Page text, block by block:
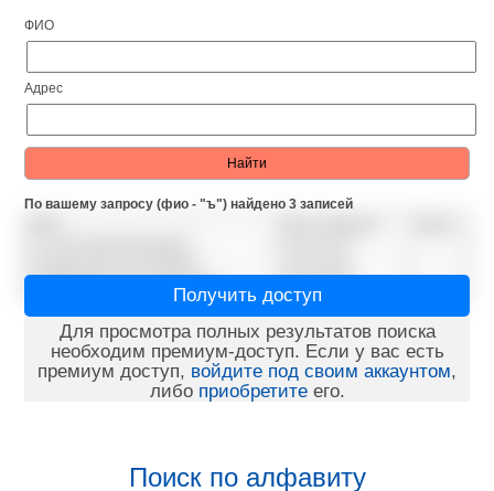
ФИО
Адрес
По вашему запросу (фио - "ъ") найдено 3 записей
ЪФЕДЯЕВ ИГОРЬ ИВАНОВИЧ
02.10.1963
Получить доступ
Для просмотра полных результатов поиска
необходим премиум-доступ. Если у вас есть
премиум доступ, войдите под своим аккаунтом,
либо приобретитеего.
Поиск по алфавиту